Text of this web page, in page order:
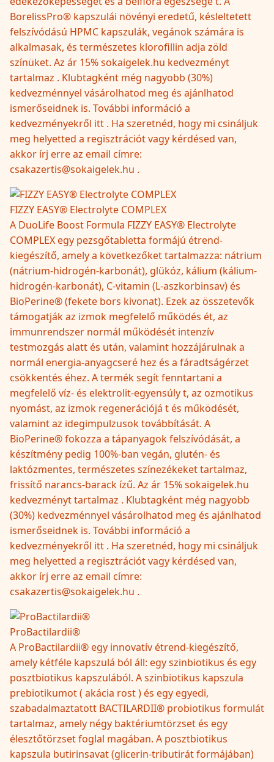
BorelissPro® kapszulái növényi eredetű, késleltetett
felszívódású HPMC kapszulák, vegánok számára is
alkalmasak, és természetes klorofillin adja zöld
színüket. Az ár 15% sokaigelek.hu kedvezményt
tartalmaz . Klubtagként még nagyobb (30%)
kedvezménnyel vásárolhatod meg és ajánlhatod
ismerőseidnek is. További információ a
kedvezményekről itt . Ha szeretnéd, hogy mi csináljuk
meg helyetted a regisztrációt vagy kérdésed van,
akkor írj erre az email címre:
csakazertis@sokaigelek.hu .
FIZZY EASY® Electrolyte COMPLEX
A DuoLife Boost Formula FIZZY EASY® Electrolyte
COMPLEX egy pezsgőtabletta formájú étrend-
kiegészítő, amely a következőket tartalmazza: nátrium
(nátrium-hidrogén-karbonát), glükóz, kálium (kálium-
hidrogén-karbonát), C-vitamin (L-aszkorbinsav) és
BioPerine® (fekete bors kivonat). Ezek az összetevők
támogatják az izmok megfelelő működés ét, az
immunrendszer normál működését intenzív
testmozgás alatt és után, valamint hozzájárulnak a
normál energia-anyagcseré hez és a fáradtságérzet
csökkentés éhez. A termék segít fenntartani a
megfelelő víz- és elektrolit-egyensúly t, az ozmotikus
nyomást, az izmok regenerációjá t és működését,
valamint az idegimpulzusok továbbítását. A
BioPerine® fokozza a tápanyagok felszívódását, a
készítmény pedig 100%-ban vegán, glutén- és
laktózmentes, természetes színezékeket tartalmaz,
frissítő narancs-barack ízű. Az ár 15% sokaigelek.hu
kedvezményt tartalmaz . Klubtagként még nagyobb
(30%) kedvezménnyel vásárolhatod meg és ajánlhatod
ismerőseidnek is. További információ a
kedvezményekről itt . Ha szeretnéd, hogy mi csináljuk
meg helyetted a regisztrációt vagy kérdésed van,
akkor írj erre az email címre:
csakazertis@sokaigelek.hu .
ProBactilardii®
A ProBactilardii® egy innovatív étrend-kiegészítő,
amely kétféle kapszulá ból áll: egy szinbiotikus és egy
posztbiotikus kapszulából. A szinbiotikus kapszula
prebiotikumot ( akácia rost ) és egy egyedi,
szabadalmaztatott BACTILARDII® probiotikus formulát
tartalmaz, amely négy baktériumtörzset és egy
élesztőtörzset foglal magában. A posztbiotikus
kapszula butirinsavat (glicerin-tributirát formájában)